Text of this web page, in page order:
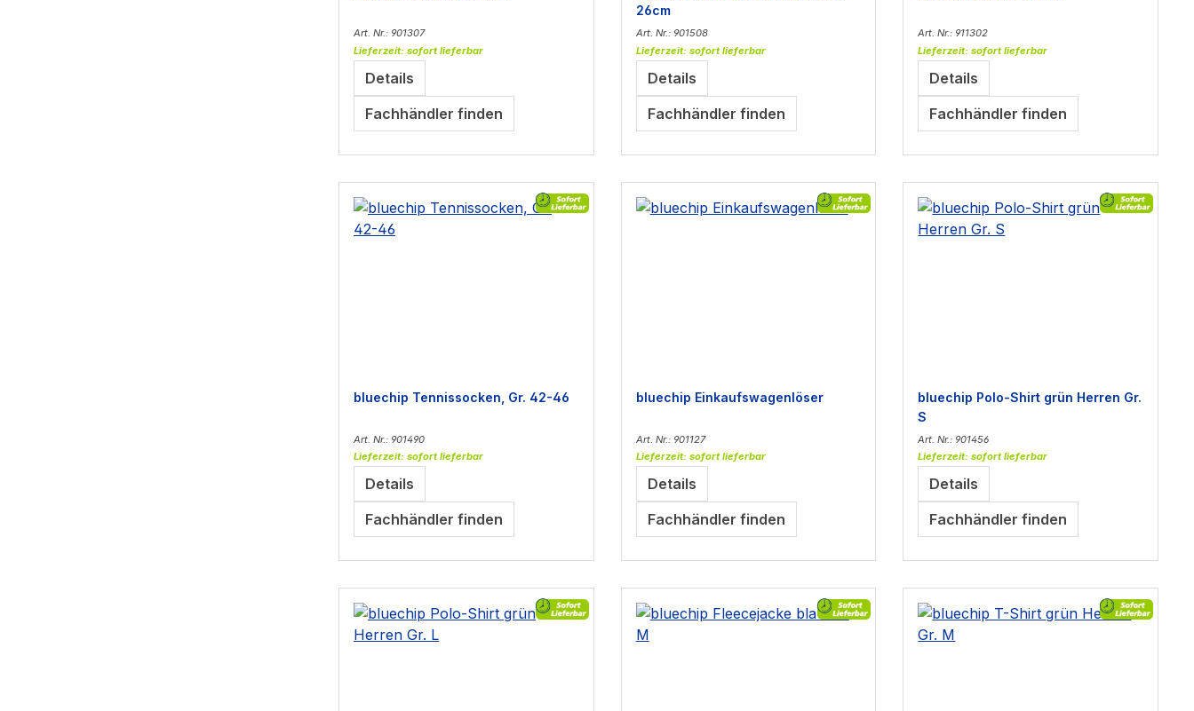
Art. Nr.: 901307
Lieferzeit: sofort lieferbar
Details
Fachhändler finden
26cm
Art. Nr.: 901508
Lieferzeit: sofort lieferbar
Details
Fachhändler finden
Art. Nr.: 911302
Lieferzeit: sofort lieferbar
Details
Fachhändler finden
bluechip Tennissocken, Gr. 42-46
Art. Nr.: 901490
Lieferzeit: sofort lieferbar
Details
Fachhändler finden
bluechip Einkaufswagenlöser
Art. Nr.: 901127
Lieferzeit: sofort lieferbar
Details
Fachhändler finden
bluechip Polo-Shirt grün Herren Gr.
S
Art. Nr.: 901456
Lieferzeit: sofort lieferbar
Details
Fachhändler finden